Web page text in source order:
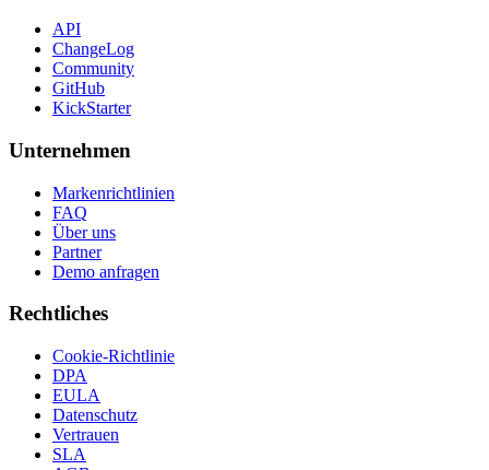
API
ChangeLog
Community
GitHub
KickStarter
Unternehmen
Markenrichtlinien
FAQ
Über uns
Partner
Demo anfragen
Rechtliches
Cookie-Richtlinie
DPA
EULA
Datenschutz
Vertrauen
SLA